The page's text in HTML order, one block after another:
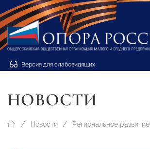
Версия для слабовидящих
НОВОСТИ
Новости Региональное развитие